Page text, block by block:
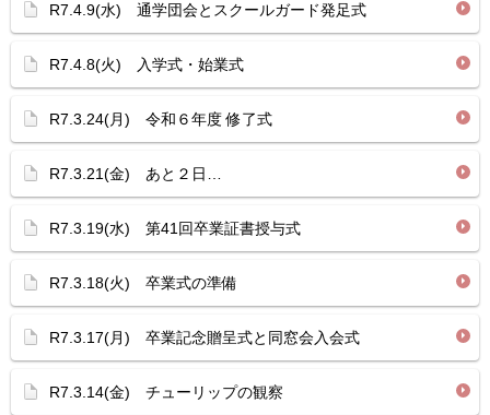
R7.4.9(水) 通学団会とスクールガード発足式
R7.4.8(火) 入学式・始業式
R7.3.24(月) 令和６年度 修了式
R7.3.21(金) あと２日…
R7.3.19(水) 第41回卒業証書授与式
R7.3.18(火) 卒業式の準備
R7.3.17(月) 卒業記念贈呈式と同窓会入会式
R7.3.14(金) チューリップの観察